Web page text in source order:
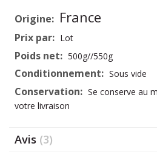
d’informationFrance
Lot
500g//550g
Sous vide
Se conserve au
votre livraison
Avis 3